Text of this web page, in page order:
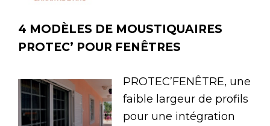
4 MODÈLES DE MOUSTIQUAIRES
PROTEC’ POUR FENÊTRES
PROTEC’FENÊTRE, une
faible largeur de profils
pour une intégration